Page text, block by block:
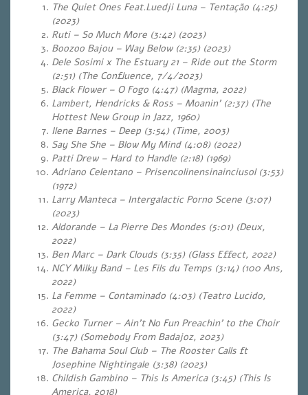
The Quiet Ones Feat.Luedji Luna – Tentação (4:25)
(2023)
Ruti – So Much More (3:42) (2023)
Boozoo Bajou – Way Below (2:35) (2023)
Dele Sosimi x The Estuary 21 – Ride out the Storm
(2:51) (The Confluence, 7/4/2023)
Black Flower – O Fogo (4:47) (Magma, 2022)
Lambert, Hendricks & Ross – Moanin’ (2:37) (The
Hottest New Group in Jazz, 1960)
Ilene Barnes – Deep (3:54) (Time, 2003)
Say She She – Blow My Mind (4:08) (2022)
Patti Drew – Hard to Handle (2:18) (1969)
Adriano Celentano – Prisencolinensinainciusol (3:53)
(1972)
Larry Manteca – Intergalactic Porno Scene (3:07)
(2023)
Aldorande – La Pierre Des Mondes (5:01) (Deux,
2022)
Ben Marc – Dark Clouds (3:35) (Glass Effect, 2022)
NCY Milky Band – Les Fils du Temps (3:14) (100 Ans,
2022)
La Femme – Contaminado (4:03) (Teatro Lucido,
2022)
Gecko Turner – Ain’t No Fun Preachin’ to the Choir
(3:47) (Somebody From Badajoz, 2023)
The Bahama Soul Club – The Rooster Calls ft
Josephine Nightingale (3:38) (2023)
Childish Gambino – This Is America (3:45) (This Is
America, 2018)